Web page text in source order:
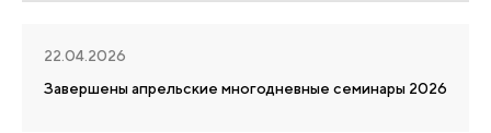
22.04.2026
Завершены апрельские многодневные семинары 2026